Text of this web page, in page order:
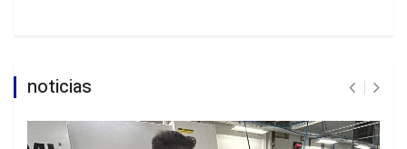
noticias